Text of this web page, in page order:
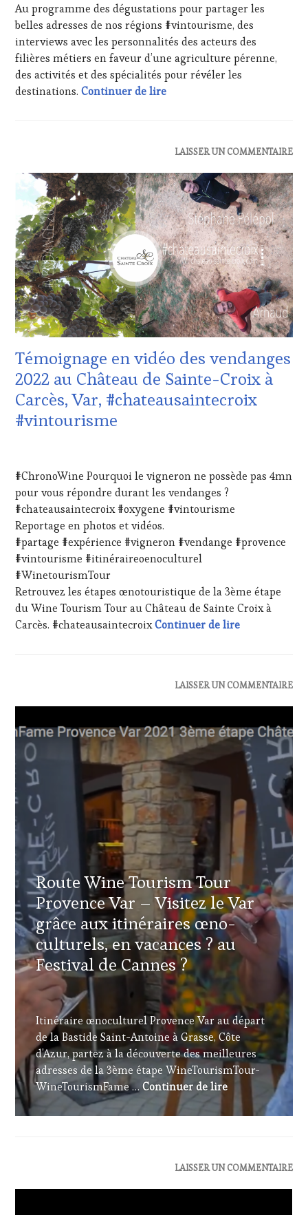
INVITATIONS
&
WINE
TASTING ,
JEU,
MASTERCLASS
WEB,
OENOTOURISME,
PARTENAIRES
VIN
TOURISME,
PRODUCTEURS
TERROIR,
RESTAURATEUR,
CHEF,
CUISINIER,
ŒNOLOGUE,
SOMMELIER,
SALONS
INTERNATIONAUX
SPOT
BY
VAR
VIGNOBLES,
WINE
TOURISM
FAME ,
WINE
TOURISM
TOUR,
WINETASTINGVOUCHER.COM
Au programme des dégustations pour partager les
belles adresses de nos régions #vintourisme, des
interviews avec les personnalités des acteurs des
filières métiers en faveur d’une agriculture pérenne,
des activités et des spécialités pour révéler les
destinations.Continuer de lireSalon International de
WINE
TASTING
VOUCHER,
CÔTES-
DE-
PROVENCE,
CULTURAL
GUEST,
DOMAINE
VITICOLE,
ADHÉRENT,
TOURISME,
EDITION
LES
CLÉS
DU
VIN
HAUTE
GASTRONOMIE
FRANÇAISE,
FAMOUS
HOST,
GUEST
INVITATIONS
&
DÉGUSTATIONS,
WINE
TASTING
PARTENAIRES
VIN
TOURISME
PRODUCTEURS
TERROIR
PROVENCE
RESTAURATEUR,
CHEF,
CUISINIER,
ŒNOLOGUE,
SOMMELIER
SALONS
INTERNATIONAUX,
SPOT
BY
TASTING
MOVIE,
VAR,
VIGNOBLES,
WINE
TASTING
VOUCHER,
WINE
TOURISM
FAME,
WINE
TOURISM
TOUR ,
WINE
LAISSER UN COMMENTAIRE
Témoignage en vidéo des vendanges
2022 au Château de Sainte-Croix à
Carcès, Var, #chateausaintecroix
#vintourisme
2022
#ChronoWine Pourquoi le vigneron ne possède pas 4mn
pour vous répondre durant les vendanges ?
#chateausaintecroix #oxygene #vintourisme
Reportage en photos et vidéos.
#partage #expérience #vigneron #vendange #provence
#vintourisme #itinéraireoenoculturel
#WinetourismTour
Retrouvez les étapes œnotouristique de la 3ème étape
du Wine Tourism Tour au Château de Sainte Croix à
Carcès. #chateausaintecroixContinuer de lireTémoignage
WINE
TASTING
VOUCHER
CÔTES-
DE-
PROVENCE
CULTURAL
GUEST
DOMAINE
VITICOLE,
ADHÉRENT,
VIN
TOURISME,
EDITION
LES
CLÉS
DU
VIN
ET
DE
LA
HAUTE
GASTRONOMIE
FRANÇAISE,
FAMOUS
HOST,
GUEST,
INVITATIONS
LAISSER UN COMMENTAIRE
Route Wine Tourism Tour
Provence Var – Visitez le Var
grâce aux itinéraires œno-
culturels, en vacances ? au
Festival de Cannes ?
10
JUILLET
2021
Itinéraire œnoculturel Provence Var au départ
de la Bastide Saint-Antoine à Grasse, Côte
d’Azur, partez à la découverte des meilleures
adresses de la 3ème étape WineTourismTour-
WineTourismFame …Continuer de lireRoute Wine
LAISSER UN COMMENTAIRE